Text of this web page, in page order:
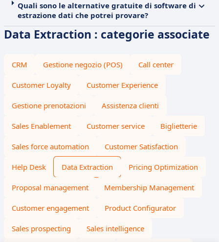
Quali sono le alternative gratuite di software di
estrazione dati che potrei provare?
Data Extraction : categorie associate
CRM Gestione negozio (POS) Call center
Customer Loyalty Customer Experience
Gestione prenotazioni Assistenza clienti
Sales Enablement Customer service Biglietterie
Sales force automation Customer Satisfaction
Help Desk Data Extraction Pricing Optimization
Proposal management Membership Management
Customer engagement Product Configurator
Sales prospecting Sales intelligence